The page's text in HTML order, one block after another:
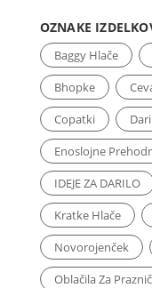
OZNAKE
Baggy Hlače
Bhopke
Copatki
Enoslojne
IDEJE ZA DARILO
Kratke Hlače
Novorojenček
Oblačila Za